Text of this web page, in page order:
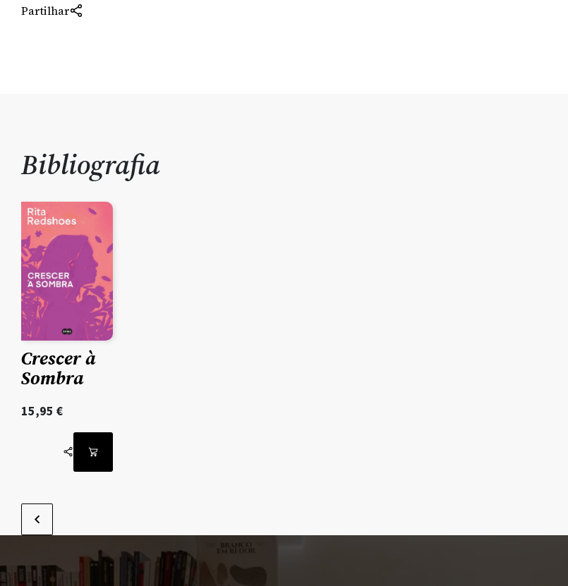
Partilhar
Bibliografia
Crescer à
Sombra
15,95 €